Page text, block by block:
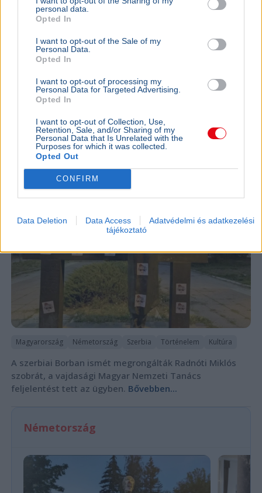
personal data.
Opted In
I want to opt-out of the Sale of my
Personal Data.
Opted In
I want to opt-out of processing my
Personal Data for Targeted Advertising.
Opted In
I want to opt-out of Collection, Use,
Retention, Sale, and/or Sharing of my
Personal Data that Is Unrelated with the
Purposes for which it was collected.
Opted Out
CONFIRM
Data Deletion Data Access
Adatvédelmi és adatkezelési
tájékoztató
Magyarország
Az OVF szerint az osztrák vízgyűjtőkön várható
csapadék pénteken akár deciméteres
Bővebben...
KÜLFÖLD
Ismét megrongálták Radnóti Miklós szobrát
a szerbiai Borban
Magyarország Németország Szerbia Történelem Kultúra
A szerbiai Borban ismét megrongálták Radnóti Miklós
szobrát, a vajdasági Magyar Nemzeti Tanács
feljelentést tett az ügyben. Bővebben...
Németország